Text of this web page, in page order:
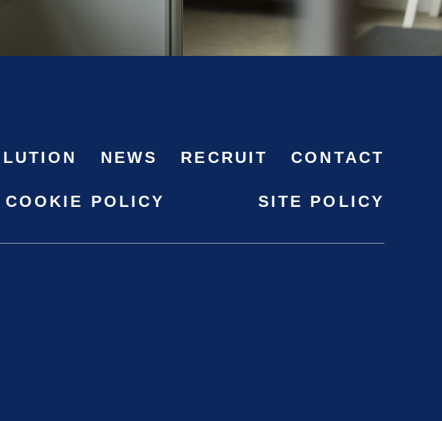
NEWS RECRUIT CONTACT
COOKIE POLICY SITE POLICY